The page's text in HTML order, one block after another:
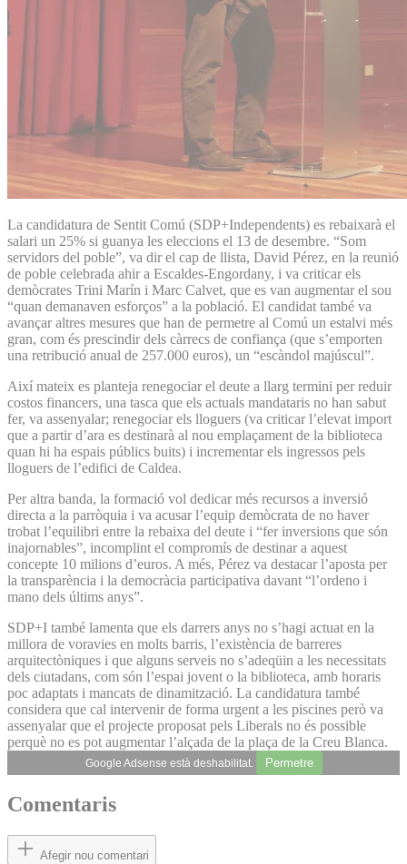
La candidatura de Sentit Comú (SDP+Independents) es rebaixarà el
salari un 25% si guanya les eleccions el 13 de desembre. “Som
servidors del poble”, va dir el cap de llista, David Pérez, en la reunió
de poble celebrada ahir a Escaldes-Engordany, i va criticar els
demòcrates Trini Marín i Marc Calvet, que es van augmentar el sou
“quan demanaven esforços” a la població. El candidat també va
avançar altres mesures que han de permetre al Comú un estalvi més
gran, com és prescindir dels càrrecs de confiança (que s’emporten
una retribució anual de 257.000 euros), un “escàndol majúscul”.
Així mateix es planteja renegociar el deute a llarg termini per reduir
costos financers, una tasca que els actuals mandataris no han sabut
fer, va assenyalar; renegociar els lloguers (va criticar l’elevat import
que a partir d’ara es destinarà al nou emplaçament de la biblioteca
quan hi ha espais públics buits) i incrementar els ingressos pels
lloguers de l’edifici de Caldea.
Per altra banda, la formació vol dedicar més recursos a inversió
directa a la parròquia i va acusar l’equip demòcrata de no haver
trobat l’equilibri entre la rebaixa del deute i “fer inversions que són
inajornables”, incomplint el compromís de destinar a aquest
concepte 10 milions d’euros. A més, Pérez va destacar l’aposta per
la transparència i la democràcia participativa davant “l’ordeno i
mano dels últims anys”.
SDP+I també lamenta que els darrers anys no s’hagi actuat en la
millora de voravies en molts barris, l’existència de barreres
arquitectòniques i que alguns serveis no s’adeqüin a les necessitats
dels ciutadans, com són l’espai jovent o la biblioteca, amb horaris
poc adaptats i mancats de dinamització. La candidatura també
considera que cal intervenir de forma urgent a les piscines però va
assenyalar que el projecte proposat pels Liberals no és possible
perquè no es pot augmentar l’alçada de la plaça de la Creu Blanca.
Google Adsense està deshabilitat. Permetre
Comentaris
Afegir nou comentari